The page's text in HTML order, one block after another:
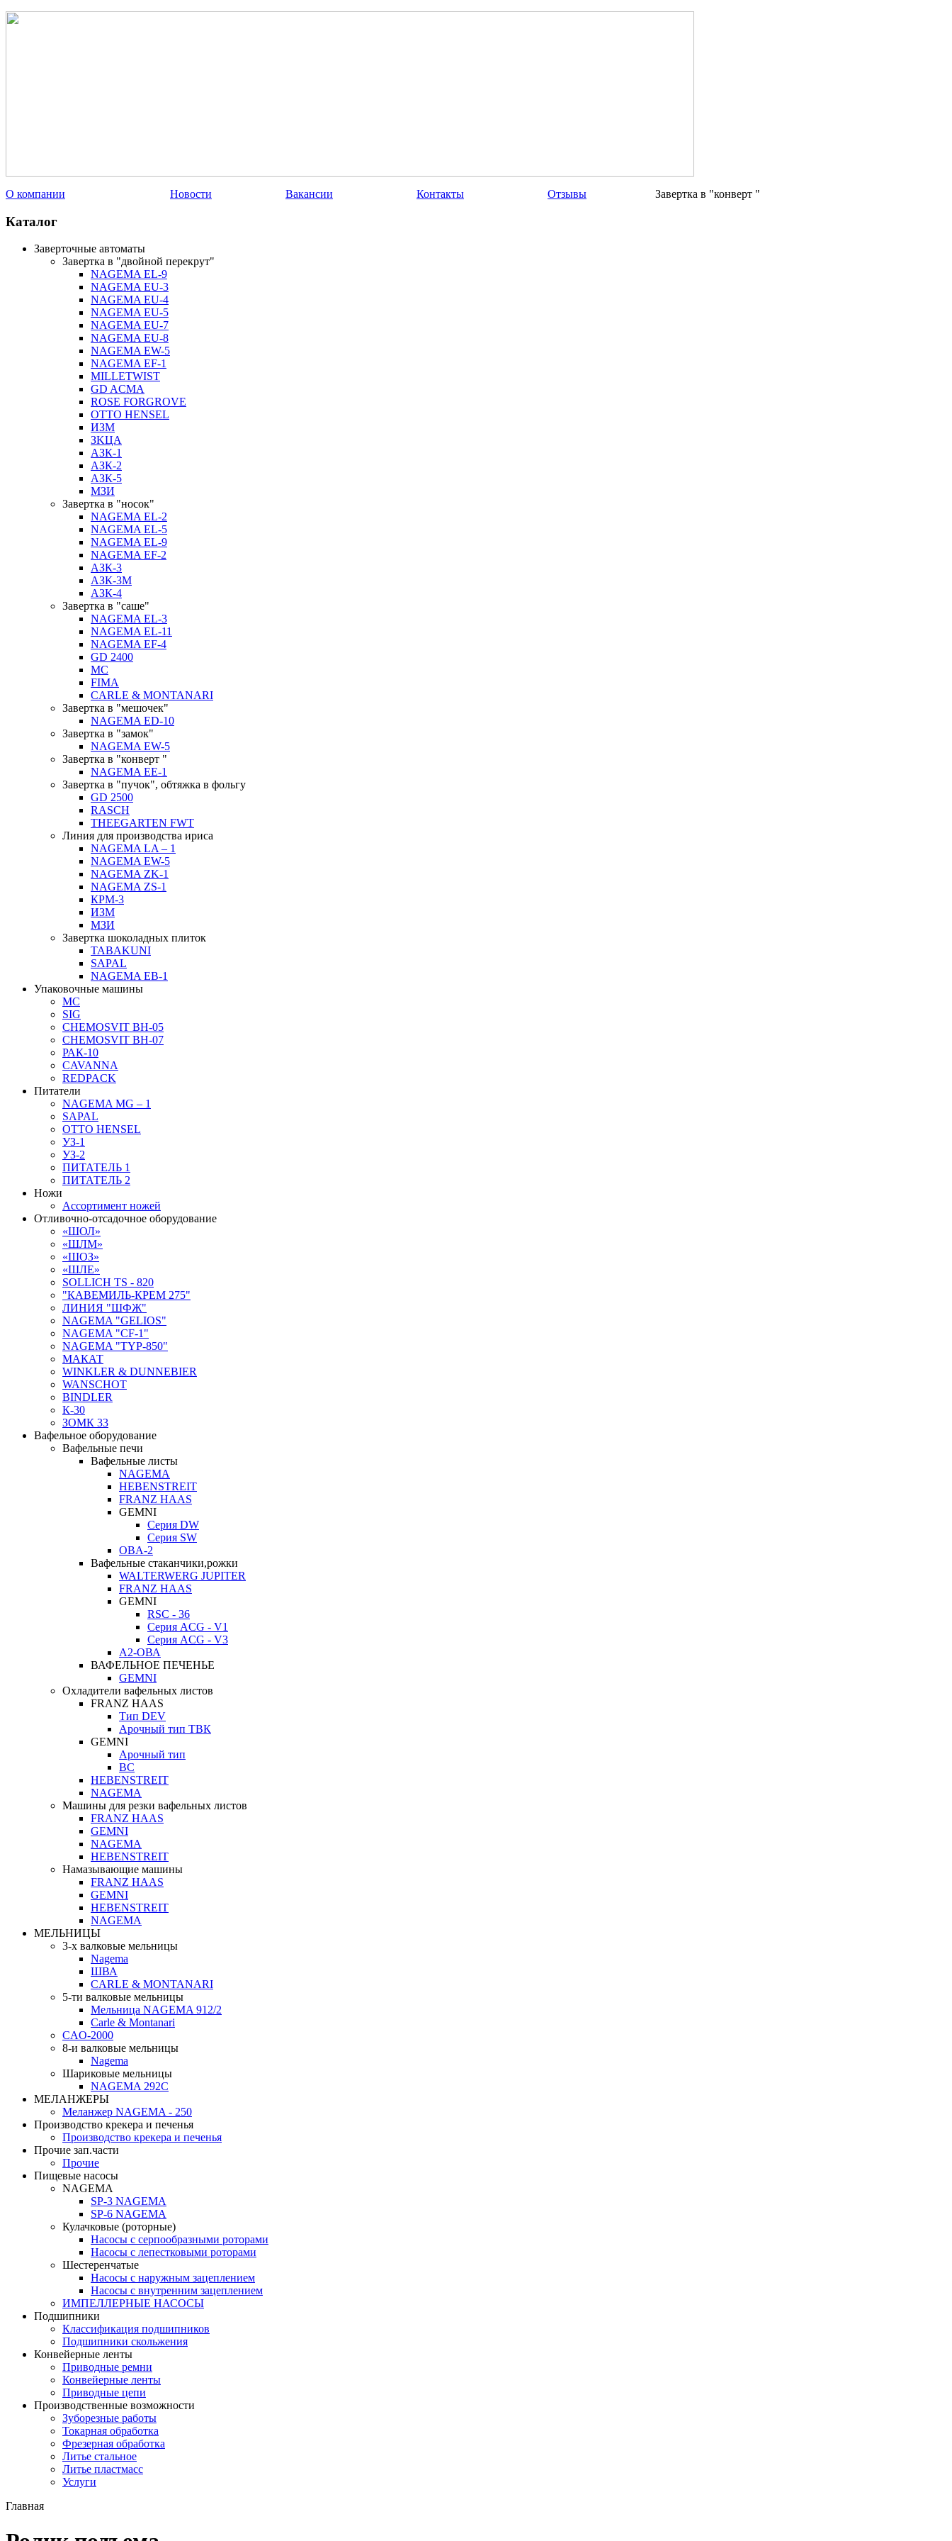
О компании Новости Вакансии Контакты Отзывы Завертка в "конверт "
Каталог
Заверточные автоматы
Завертка в "двойной перекрут"
NAGEMA EL-9
NAGEMA EU-3
NAGEMA EU-4
NAGEMA EU-5
NAGEMA EU-7
NAGEMA EU-8
NAGEMA EW-5
NAGEMA EF-1
MILLETWIST
GD ACMA
ROSE FORGROVE
OTTO HENSEL
ИЗМ
ЗKЦA
АЗК-1
АЗК-2
АЗК-5
МЗИ
Завертка в "носок"
NAGEMA EL-2
NAGEMA EL-5
NAGEMA EL-9
NAGEMA EF-2
АЗК-3
АЗК-3М
АЗК-4
Завертка в "саше"
NAGEMA EL-3
NAGEMA EL-11
NAGEMA EF-4
GD 2400
MC
FIMA
CARLE & MONTANARI
Завертка в "мешочек"
NAGEMA ED-10
Завертка в "замок"
NAGEMA EW-5
Завертка в "конверт "
NAGEMA EE-1
Завертка в "пучок", обтяжка в фольгу
GD 2500
RASCH
THEEGARTEN FWT
Линия для производства ириса
NAGEMA LA – 1
NAGEMA EW-5
NAGEMA ZK-1
NAGEMA ZS-1
КРМ-3
ИЗМ
МЗИ
Завертка шоколадных плиток
TABAKUNI
SAPAL
NAGEMA EB-1
Упаковочные машины
MC
SIG
CHEMOSVIT BH-05
CHEMOSVIT BH-07
РАК-10
CAVANNA
REDPACK
Питатели
NAGEMA MG – 1
SAPAL
OTTO HENSEL
УЗ-1
УЗ-2
ПИТАТЕЛЬ 1
ПИТАТЕЛЬ 2
Ножи
Ассортимент ножей
Отливочно-отсадочное оборудование
«ШОЛ»
«ШЛМ»
«ШОЗ»
«ШЛЕ»
SOLLICH TS - 820
"КАВЕМИЛЬ-КРЕМ 275"
ЛИНИЯ "ШФЖ"
NAGEMA "GELIOS"
NAGEMA "CF-1"
NAGEMA "TYP-850"
МАКАТ
WINKLER & DUNNEBIER
WANSCHOT
BINDLER
К-30
ЗОМК 33
Вафельное оборудование
Вафельные печи
Вафельные листы
NAGEMA
HEBENSTREIT
FRANZ HAAS
GEMNI
Серия DW
Серия SW
OBA-2
Вафельные стаканчики,рожки
WALTERWERG JUPITER
FRANZ HAAS
GEMNI
RSC - 36
Серия ACG - V1
Серия ACG - V3
А2-ОВА
ВАФЕЛЬНОЕ ПЕЧЕНЬЕ
GEMNI
Охладители вафельных листов
FRANZ HAAS
Тип DEV
Арочный тип ТВК
GEMNI
Арочный тип
ВС
HEBENSTREIT
NAGEMA
Машины для резки вафельных листов
FRANZ HAAS
GEMNI
NAGEMA
HEBENSTREIT
Намазывающие машины
FRANZ HAAS
GEMNI
HEBENSTREIT
NAGEMA
МЕЛЬНИЦЫ
3-х валковые мельницы
Nagema
ШВА
CARLE & MONTANARI
5-ти валковые мельницы
Мельница NAGEMA 912/2
Carle & Montanari
CAO-2000
8-и валковые мельницы
Nagema
Шариковые мельницы
NAGEMA 292C
МЕЛАНЖЕРЫ
Меланжер NAGEMA - 250
Производство крекера и печенья
Производство крекера и печенья
Прочие зап.части
Прочие
Пищевые насосы
NAGEMA
SP-3 NAGEMA
SP-6 NAGEMA
Кулачковые (роторные)
Насосы с серпообразными роторами
Насосы с лепестковыми роторами
Шестеренчатые
Насосы с наружным зацеплением
Насосы с внутренним зацеплением
ИМПЕЛЛЕРНЫЕ НАСОСЫ
Подшипники
Классификация подшипников
Подшипники скольжения
Конвейерные ленты
Приводные ремни
Конвейерные ленты
Приводные цепи
Производственные возможности
Зуборезные работы
Токарная обработка
Фрезерная обработка
Литье стальное
Литье пластмасс
Услуги
Главная